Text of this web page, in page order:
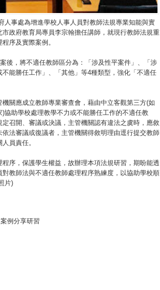
人事處為增進學校人事人員對教師法規專業知能與實
政府教育局專員李宗翰擔任講師，就現行教師法規重
序及實際案例。
後，將不適任教師區分為：「涉及性平案件」、「涉
能勝任工作」、「其他」等4種類型，強化「不適任
關應成立教師專業審查會，藉由中立客觀第三方(如
協助學校處理教學不力或不能勝任工作的不適任教
召開、審議或決議，主管機關認有違法之虞時，應敘
法審議或復議者，主管機關得敘明理由逕行提交教師
員責任。
序，保護學生權益，故辦理本項法規研習，期盼能透
教師法與不適任教師處理程序熟練度，以協助學校順
片)
例分享研習